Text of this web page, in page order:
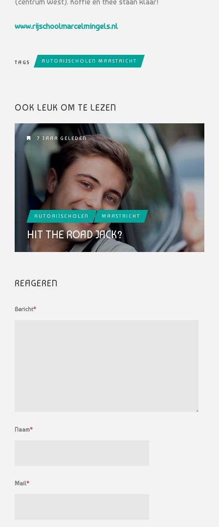
(centrum West). Koffie en thee staan klaar!
www.rijschoolmarcelmingels.nl
TAGS AUTORIJSCHOLEN MAASTRICHT
OOK LEUK OM TE LEZEN
7 JAAR GELEDEN
AUTORIJSCHOLEN MAASTRICHT
HIT THE ROAD JACK?
REAGEREN
Bericht*
Naam*
Mail*